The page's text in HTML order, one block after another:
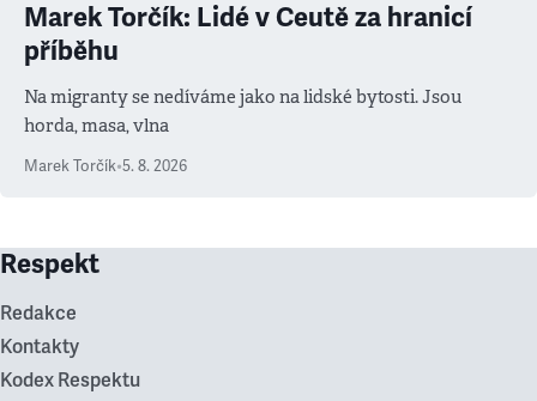
Marek Torčík: Lidé v Ceutě za hranicí
příběhu
Na migranty se nedíváme jako na lidské bytosti. Jsou
horda, masa, vlna
Marek Torčík•5. 8. 2026
Respekt
Redakce
Kontakty
Kodex Respektu